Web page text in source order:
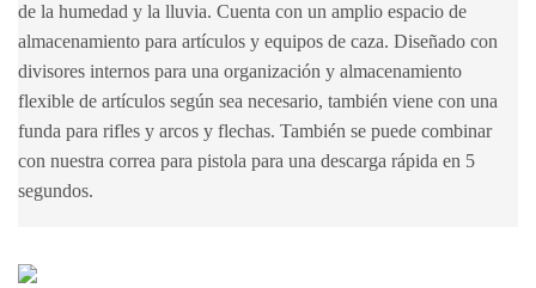
de la humedad y la lluvia. Cuenta con un amplio espacio de
almacenamiento para artículos y equipos de caza. Diseñado con
divisores internos para una organización y almacenamiento
flexible de artículos según sea necesario, también viene con una
funda para rifles y arcos y flechas. También se puede combinar
con nuestra correa para pistola para una descarga rápida en 5
segundos.